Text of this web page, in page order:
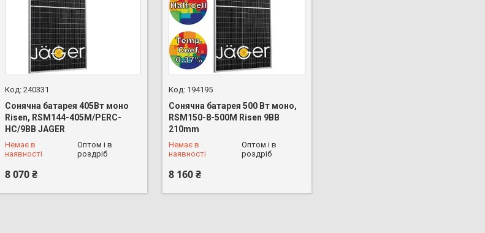
240331
Сонячна батарея 405Вт моно
Risen, RSM144-405M/PERC-
HC/9BB JAGER
Немає в
наявності
Оптом і в
роздріб
8 070 ₴
194195
Сонячна батарея 500 Вт моно,
RSM150-8-500M Risen 9BB
210mm
Немає в
наявності
Оптом і в
роздріб
8 160 ₴